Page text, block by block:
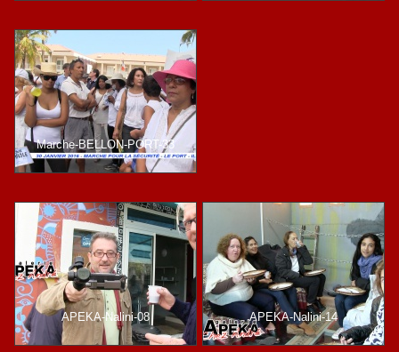
Marche-BELLON-PORT-33
APEKA-Nalini-08 APEKA-Nalini-14